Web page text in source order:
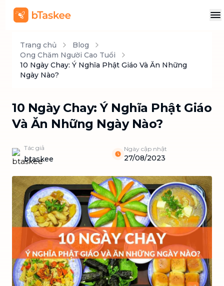
Trang chủ
Blog
Ong Chăm Người Cao Tuổi
10 Ngày Chay: Ý Nghĩa Phật Giáo Và Ăn Những
Ngày Nào?
10 Ngày Chay: Ý Nghĩa Phật Giáo
Và Ăn Những Ngày Nào?
Tác giả
btaskee
Ngày cập nhật
27/08/2023